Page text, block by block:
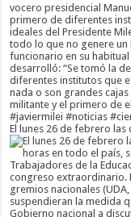
El lunes 26 de febrero las